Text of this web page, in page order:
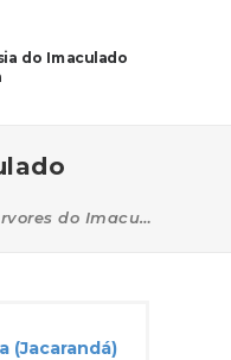
do Imaculado
do Imaculado
(Jacarandá)